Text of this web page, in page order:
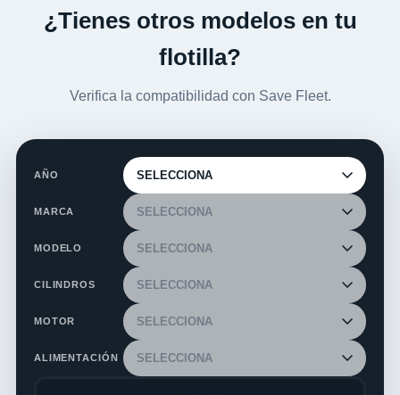
¿Tienes otros modelos en tu
flotilla?
Verifica la compatibilidad con Save Fleet.
AÑO
MARCA
MODELO
CILINDROS
MOTOR
ALIMENTACIÓN